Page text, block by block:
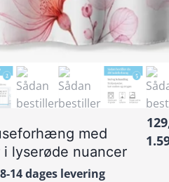
med
lyserøde nuancer
14 dages levering